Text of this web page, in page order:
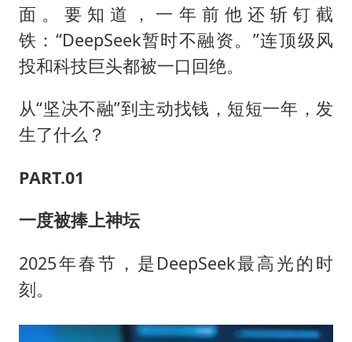
面。要知道，一年前他还斩钉截
铁：“DeepSeek暂时不融资。”连顶级风
投和科技巨头都被一口回绝。
从“坚决不融”到主动找钱，短短一年，发
生了什么？
PART.01
一度被捧上神坛
2025年春节，是DeepSeek最高光的时
刻。